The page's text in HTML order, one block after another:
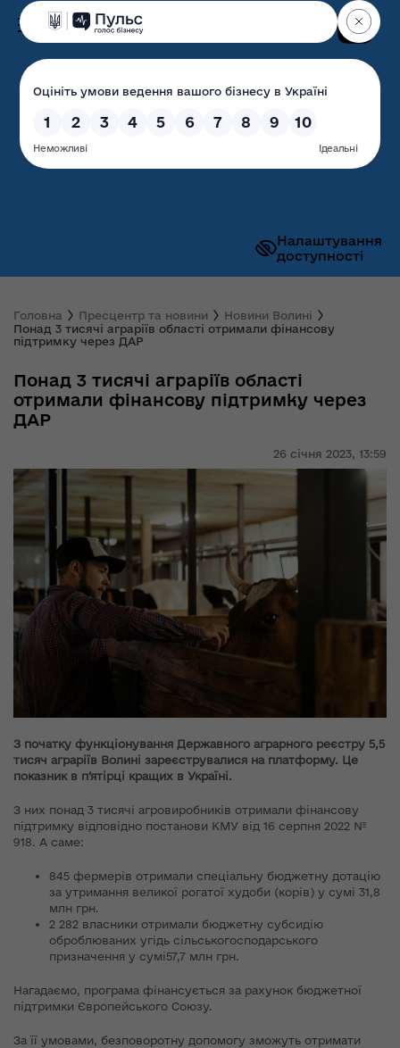
Налаштування
доступності
Волинська обласна
державна адміністрація
Головна Пресцентр та новини
Новини Волині
Понад 3 тисячі аграріїв області отримали фінансову
підтримку через ДАР
26 січня 2023, 13:59
Понад 3 тисячі аграріїв області
отримали фінансову підтримку через
ДАР
З початку функціонування Державного аграрного реєстру 5,5
тисяч аграріїв Волині зареєструвалися на платформу. Це
показник в п’ятірці кращих в Україні.
З них понад 3 тисячі агровиробників отримали фінансову
підтримку відповідно постанови КМУ від 16 серпня 2022 №
918. А саме:
845 фермерів отримали спеціальну бюджетну дотацію
за утримання великої рогатої худоби (корів) у сумі 31,8
млн грн.
2 282 власники отримали бюджетну субсидію
оброблюваних угідь сільськогосподарського
призначення у сумі57,7 млн грн.
Нагадаємо, програма фінансується за рахунок бюджетної
підтримки Європейського Союзу.
За її умовами, безповоротну допомогу зможуть отримати